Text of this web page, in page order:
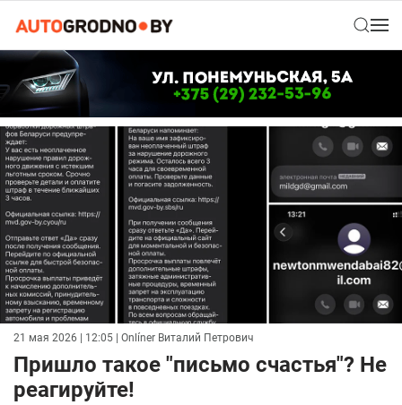
21 мая 2026 | 12:05 | Onlíner Виталий Петрович
Пришло такое "письмо счастья"? Не
реагируйте!